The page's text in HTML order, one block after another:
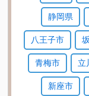
静岡県
八王子市
青梅市 立
新座市